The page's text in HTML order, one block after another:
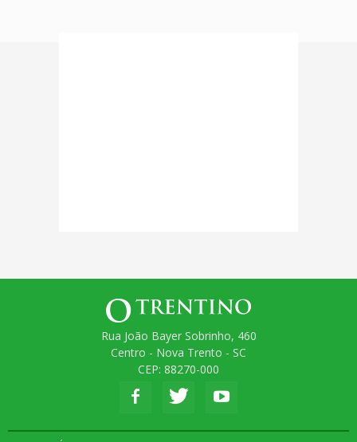
Rua João Bayer Sobrinho, 460
Centro - Nova Trento - SC
CEP: 88270-000